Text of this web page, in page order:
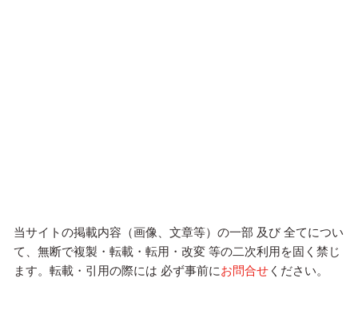
当サイトの掲載内容（画像、文章等）の一部 及び 全てについ
て、無断で複製・転載・転用・改変 等の二次利用を固く禁じ
ます。転載・引用の際には 必ず事前にお問合せ ください。